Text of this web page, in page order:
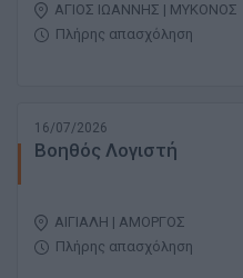
ΑΓΙΟΣ ΙΩΑΝΝΗΣ | ΜΥΚΟΝΟΣ
Πλήρης απασχόληση
16/07/2026
Βοηθός Λογιστή
ΑΙΓΙΑΛΗ | ΑΜΟΡΓΟΣ
Πλήρης απασχόληση